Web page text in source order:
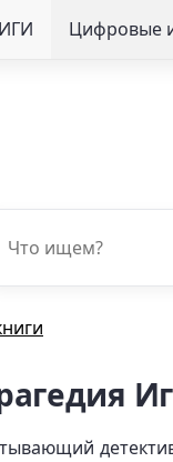
Цифровые